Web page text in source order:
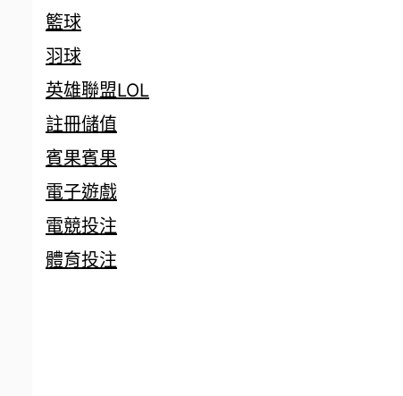
籃球
羽球
英雄聯盟LOL
註冊儲值
賓果賓果
電子遊戲
電競投注
體育投注